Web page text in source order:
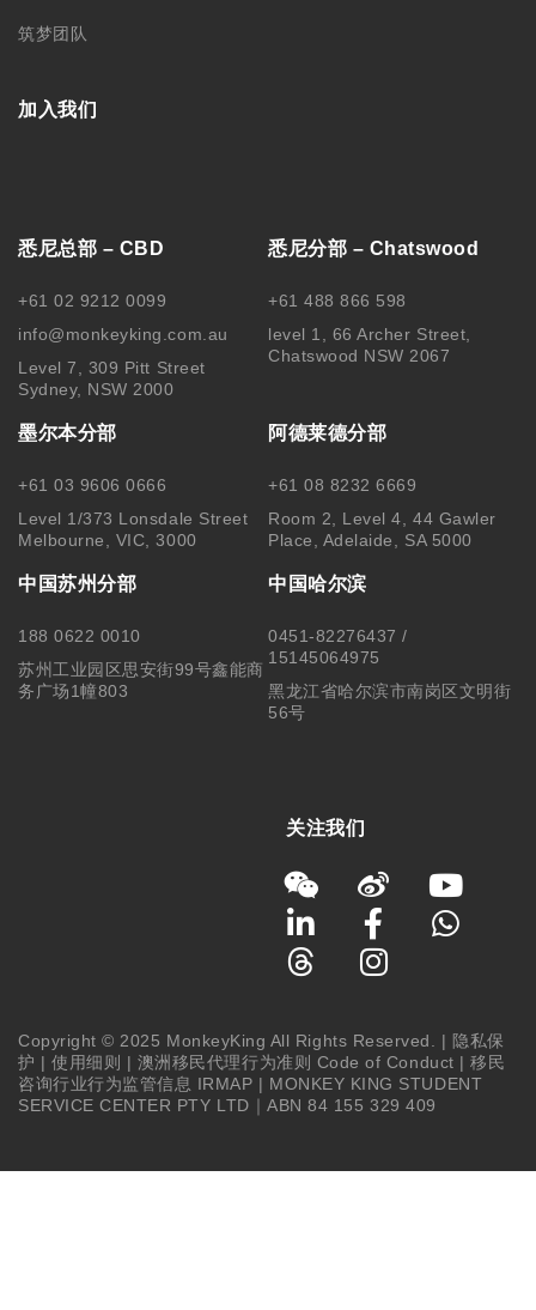
筑梦团队
加入我们
悉尼总部 – CBD
+61 02 9212 0099
info@monkeyking.com.au
Level 7, 309 Pitt Street
Sydney, NSW 2000
悉尼分部 – Chatswood
+61 488 866 598
level 1, 66 Archer Street,
Chatswood NSW 2067
墨尔本分部
+61 03 9606 0666
Level 1/373 Lonsdale Street
Melbourne, VIC, 3000
阿德莱德分部
+61 08 8232 6669
Room 2, Level 4, 44 Gawler
Place, Adelaide, SA 5000
中国苏州分部
188 0622 0010
苏州工业园区思安街99号鑫能商
务广场1幢803
中国哈尔滨
0451-82276437 /
15145064975
黑龙江省哈尔滨市南岗区文明街
56号
关注我们
Copyright © 2025 MonkeyKing All Rights Reserved. | 隐私保
护 |使用细则 | 澳洲移民代理行为准则 Code of Conduct |移民
咨询行业行为监管信息 IRMAP | MONKEY KING STUDENT
SERVICE CENTER PTY LTD｜ABN 84 155 329 409